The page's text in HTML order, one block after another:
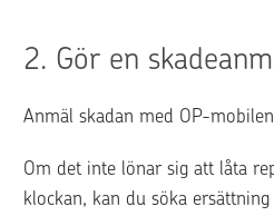
2. Gör en
Anmäl skadan med OP-
Om det inte lönar sig att låta
klockan, kan du söka